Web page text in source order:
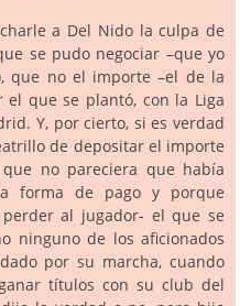
a Del Nido la culpa de
se pudo negociar –que yo
que no el importe –el de la
que se plantó, con la Liga
Y, por cierto, si es verdad
de depositar el importe
no pareciera que había
forma de pago y porque
al jugador- el que se
ninguno de los aficionados
por su marcha, cuando
títulos con su club del